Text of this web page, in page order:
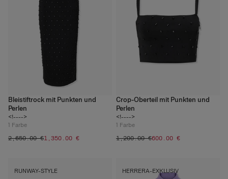
Bleistiftrock mit Punkten und
Perlen
<!---->
1 Farbe
‌2,650.00 €‌1,350.00 €
Crop-Oberteil mit Punkten und
Perlen
<!---->
1 Farbe
‌1,200.00 €‌600.00 €
RUNWAY-STYLE HERRERA-EXKLUSIV